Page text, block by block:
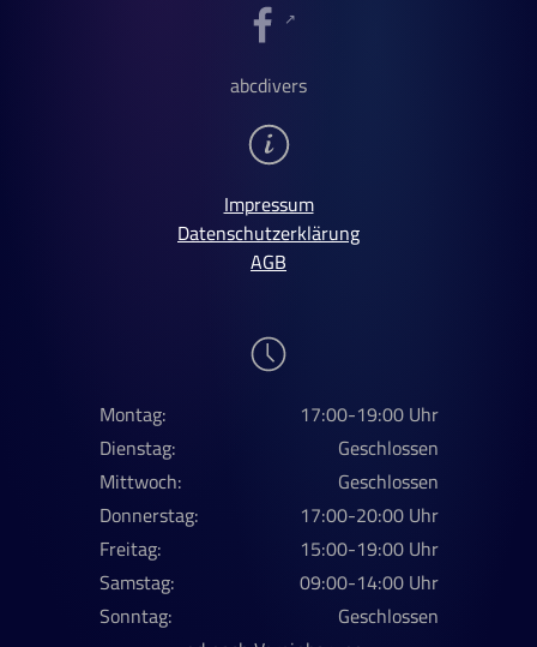
abcdivers
Impressum
Datenschutzerklärung
AGB
Montag:
17:00-19:00 Uhr
Dienstag:
Geschlossen
Mittwoch:
Geschlossen
Donnerstag:
17:00-20:00 Uhr
Freitag:
15:00-19:00 Uhr
Samstag:
09:00-14:00 Uhr
Sonntag:
Geschlossen